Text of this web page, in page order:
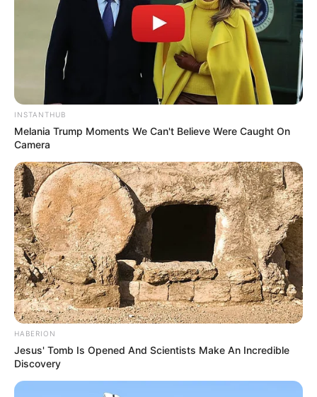
INSTANTHUB
Melania Trump Moments We Can't Believe Were Caught On
Camera
HABERION
Jesus' Tomb Is Opened And Scientists Make An Incredible
Discovery